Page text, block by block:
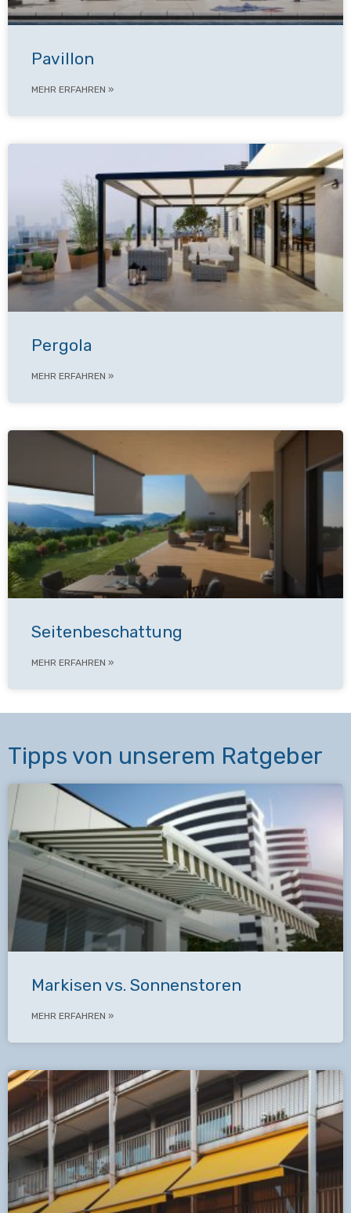
Pavillon
MEHR ERFAHREN »
Pergola
MEHR ERFAHREN »
Seitenbeschattung
MEHR ERFAHREN »
Tipps von unserem Ratgeber
Markisen vs. Sonnenstoren
MEHR ERFAHREN »